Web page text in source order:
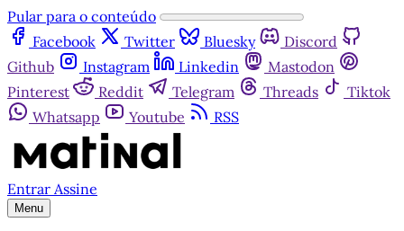
Pular para o conteúdo
Facebook
Twitter Bluesky
Discord
Github
Instagram Linkedin
Mastodon
Pinterest
Reddit Telegram Threads
Tiktok
Whatsapp
Youtube RSS
Entrar Assine
Menu